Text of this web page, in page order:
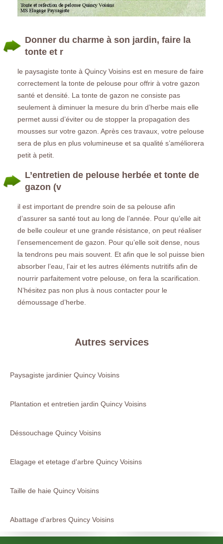
Donner du charme à son jardin, faire la
tonte et r
le paysagiste tonte à Quincy Voisins est en mesure de faire
correctement la tonte de pelouse pour offrir à votre gazon
santé et densité. La tonte de gazon ne consiste pas
seulement à diminuer la mesure du brin d’herbe mais elle
permet aussi d’éviter ou de stopper la propagation des
mousses sur votre gazon. Après ces travaux, votre pelouse
sera de plus en plus volumineuse et sa qualité s’améliorera
petit à petit.
L’entretien de pelouse herbée et tonte de
gazon (v
il est important de prendre soin de sa pelouse afin
d’assurer sa santé tout au long de l’année. Pour qu’elle ait
de belle couleur et une grande résistance, on peut réaliser
l’ensemencement de gazon. Pour qu’elle soit dense, nous
la tendrons peu mais souvent. Et afin que le sol puisse bien
absorber l’eau, l’air et les autres éléments nutritifs afin de
nourrir parfaitement votre pelouse, on fera la scarification.
N’hésitez pas non plus à nous contacter pour le
démoussage d’herbe.
Autres services
Paysagiste jardinier Quincy Voisins
Plantation et entretien jardin Quincy Voisins
Déssouchage Quincy Voisins
Elagage et etetage d'arbre Quincy Voisins
Taille de haie Quincy Voisins
Abattage d'arbres Quincy Voisins